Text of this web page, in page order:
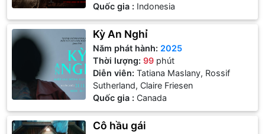
Quốc gia : Indonesia
Kỳ An Nghỉ
Năm phát hành: 2025
Thời lượng:99 phút
Diễn viên:Tatiana Maslany, Rossif
Sutherland, Claire Friesen
Quốc gia : Canada
Cô hầu gái